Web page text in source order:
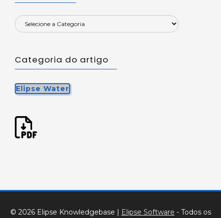
Categoria do artigo
Elipse Water
© 2026 Elipse Knowledgebase | Elipse Software - Todos os